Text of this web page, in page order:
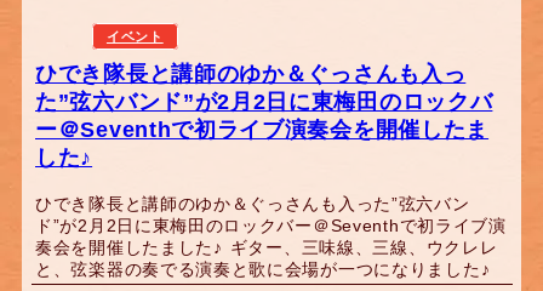
イベント
ひでき隊長と講師のゆか＆ぐっさんも入っ
た”弦六バンド”が2月2日に東梅田のロックバ
ー＠Seventhで初ライブ演奏会を開催したま
した♪
ひでき隊長と講師のゆか＆ぐっさんも入った”弦六バン
ド”が2月2日に東梅田のロックバー＠Seventhで初ライブ演
奏会を開催したました♪ ギター、三味線、三線、ウクレレ
と、弦楽器の奏でる演奏と歌に会場が一つになりました♪